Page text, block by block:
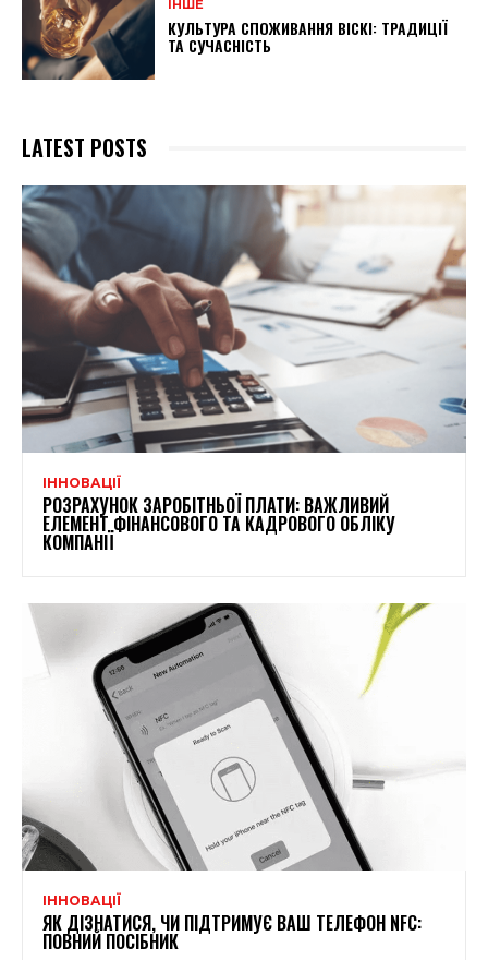
ІНШЕ
КУЛЬТУРА СПОЖИВАННЯ ВІСКІ: ТРАДИЦІЇ
ТА СУЧАСНІСТЬ
LATEST POSTS
ІННОВАЦІЇ
РОЗРАХУНОК ЗАРОБІТНЬОЇ ПЛАТИ: ВАЖЛИВИЙ
ЕЛЕМЕНТ ФІНАНСОВОГО ТА КАДРОВОГО ОБЛІКУ
КОМПАНІЇ
ІННОВАЦІЇ
ЯК ДІЗНАТИСЯ, ЧИ ПІДТРИМУЄ ВАШ ТЕЛЕФОН NFC:
ПОВНИЙ ПОСІБНИК